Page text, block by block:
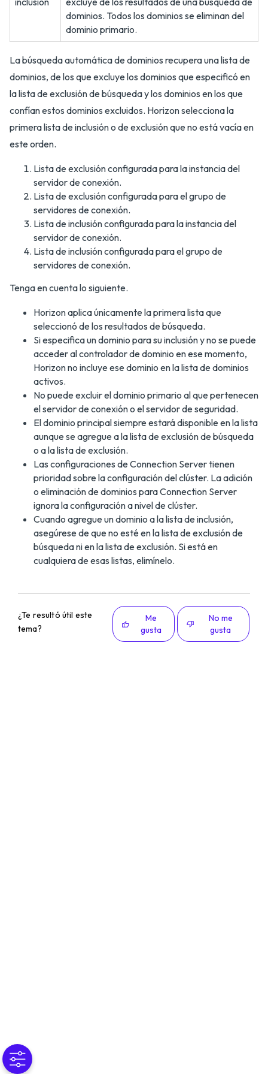
dominios. Todos los dominios se eliminan del
dominio primario.
La búsqueda automática de dominios recupera una lista de
dominios, de los que excluye los dominios que especificó en
la lista de exclusión de búsqueda y los dominios en los que
confían estos dominios excluidos. Horizon selecciona la
primera lista de inclusión o de exclusión que no está vacía en
este orden.
Lista de exclusión configurada para la instancia del
servidor de conexión.
Lista de exclusión configurada para el grupo de
servidores de conexión.
Lista de inclusión configurada para la instancia del
servidor de conexión.
Lista de inclusión configurada para el grupo de
servidores de conexión.
Tenga en cuenta lo siguiente.
Horizon aplica únicamente la primera lista que
seleccionó de los resultados de búsqueda.
Si especifica un dominio para su inclusión y no se puede
acceder al controlador de dominio en ese momento,
Horizon no incluye ese dominio en la lista de dominios
activos.
No puede excluir el dominio primario al que pertenecen
el servidor de conexión o el servidor de seguridad.
El dominio principal siempre estará disponible en la lista
aunque se agregue a la lista de exclusión de búsqueda
o a la lista de exclusión.
Las configuraciones de Connection Server tienen
prioridad sobre la configuración del clúster. La adición
o eliminación de dominios para Connection Server
ignora la configuración a nivel de clúster.
Cuando agregue un dominio a la lista de inclusión,
asegúrese de que no esté en la lista de exclusión de
búsqueda ni en la lista de exclusión. Si está en
cualquiera de esas listas, elimínelo.
¿Te resultó útil este
tema?
Me
gusta
No me
gusta